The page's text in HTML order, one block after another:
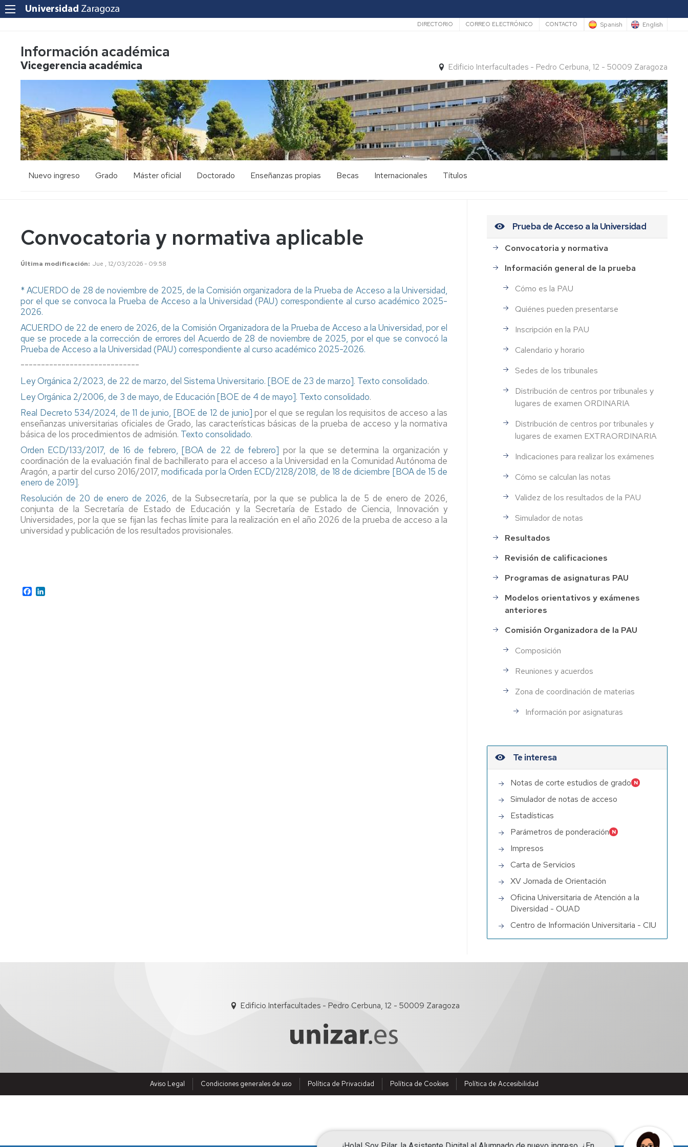
Secundario
DIRECTORIO CORREO ELECTRÓNICO CONTACTO Spanish English
Información académica
Vicegerencia académica Edificio Interfacultades - Pedro Cerbuna, 12 - 50009 Zaragoza
Nuevo ingreso
25
años
Mayores
Mayores
40
años
Admisión
a
grados
Cambio
de
universidad
o
de
estudios
universitarios
oficiales
de
grado
Tramites
on
line
Grado
Información
Matrícula
Permanencia
Transferencia
de
créditos
Nacional
Legislación
Solicitudes
y
formularios
Máster oficial
Información
académica
Movilidad
Nacional
Reconocimiento
y
Transferencia
de
Legislación
Solicitudes
y
formularios
Doctorado Enseñanzas propias Becas Internacionales Títulos
Convocatoria y normativa aplicable
Última modificación Jue , 12/03/2026 - 09:58
* ACUERDO de 28 de noviembre de 2025, de la Comisión organizadora de la Prueba de Acceso a la Universidad,
por el que se convoca la Prueba de Acceso a la Universidad (PAU) correspondiente al curso académico 2025-
2026.
ACUERDO de 22 de enero de 2026, de la Comisión Organizadora de la Prueba de Acceso a la Universidad, por el
que se procede a la corrección de errores del Acuerdo de 28 de noviembre de 2025, por el que se convocó la
Prueba de Acceso a la Universidad (PAU) correspondiente al curso académico 2025-2026.
-----------------------------
Ley Orgánica 2/2023, de 22 de marzo, del Sistema Universitario. [BOE de 23 de marzo]. Texto consolidado.
Ley Orgánica 2/2006, de 3 de mayo, de Educación [BOE de 4 de mayo]. Texto consolidado.
Real Decreto 534/2024, de 11 de junio, [BOE de 12 de junio]por el que se regulan los requisitos de acceso a las
enseñanzas universitarias oficiales de Grado, las características básicas de la prueba de acceso y la normativa
básica de los procedimientos de admisión. Texto consolidado.
Orden ECD/133/2017, de 16 de febrero, [BOA de 22 de febrero] por la que se determina la organización y
coordinación de la evaluación final de bachillerato para el acceso a la Universidad en la Comunidad Autónoma de
Aragón, a partir del curso 2016/2017,modificada por la Orden ECD/2128/2018, de 18 de diciembre [BOA de 15 de
enero de 2019].
Resolución de 20 de enero de 2026, de la Subsecretaría, por la que se publica la de 5 de enero de 2026,
conjunta de la Secretaría de Estado de Educación y la Secretaría de Estado de Ciencia, Innovación y
Universidades, por la que se fijan las fechas límite para la realización en el año 2026 de la prueba de acceso a la
universidad y publicación de los resultados provisionales.
Facebook
Prueba de Acceso a la Universidad
Convocatoria y normativa
Información general de la prueba
Cómo es la PAU
Quiénes pueden presentarse
Inscripción en la PAU
Calendario y horario
Sedes de los tribunales
Distribución de centros por tribunales y
lugares de examen ORDINARIA
Distribución de centros por tribunales y
lugares de examen EXTRAORDINARIA
Indicaciones para realizar los exámenes
Cómo se calculan las notas
Validez de los resultados de la PAU
Simulador de notas
Resultados
Revisión de calificaciones
Programas de asignaturas PAU
Modelos orientativos y exámenes
anteriores
Comisión Organizadora de la PAU
Composición
Reuniones y acuerdos
Zona de coordinación de materias
Información por asignaturas
Te interesa
Notas de corte estudios de grado
Simulador de notas de acceso
Estadísticas
Parámetros de ponderación
Impresos
Carta de Servicios
XV Jornada de Orientación
Oficina Universitaria de Atención a la
Diversidad - OUAD
Centro de Información Universitaria - CIU
Edificio Interfacultades - Pedro Cerbuna, 12 - 50009 Zaragoza
Aviso Legal Condiciones generales de uso Política de Privacidad Política de Cookies Política de Accesibilidad